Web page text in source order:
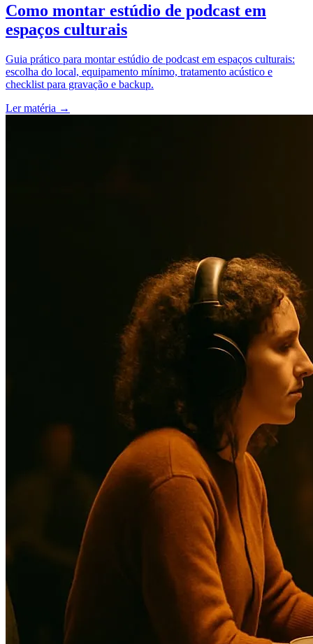
Como montar estúdio de podcast em
espaços culturais
Guia prático para montar estúdio de podcast em espaços culturais:
escolha do local, equipamento mínimo, tratamento acústico e
checklist para gravação e backup.
Ler matéria →